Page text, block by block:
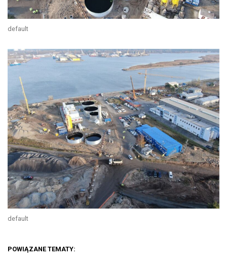
default
default
POWIĄZANE TEMATY: